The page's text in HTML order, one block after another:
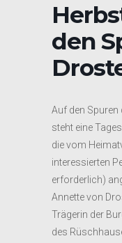
den
Auf den Spuren
steht eine
die vom
interessierten
erforderlich)
Annette von
Trägerin der
des